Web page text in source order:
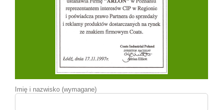
Imię i nazwisko (wymagane)